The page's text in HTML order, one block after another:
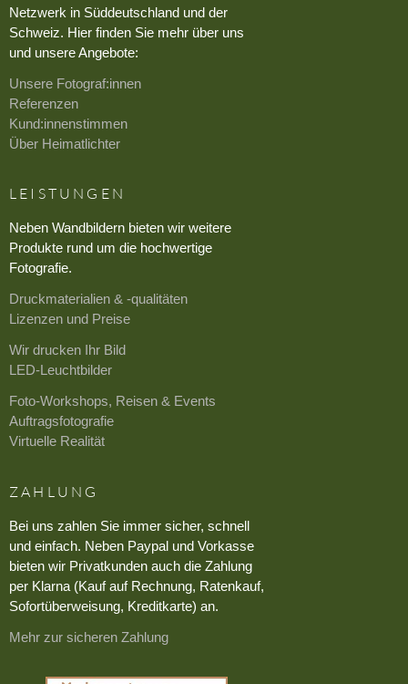
Netzwerk in Süddeutschland und der
Schweiz. Hier finden Sie mehr über uns
und unsere Angebote:
Unsere Fotograf:innen
Referenzen
Kund:innenstimmen
Über Heimatlichter
LEISTUNGEN
Neben Wandbildern bieten wir weitere
Produkte rund um die hochwertige
Fotografie.
Druckmaterialien & -qualitäten
Lizenzen und Preise
Wir drucken Ihr Bild
LED-Leuchtbilder
Foto-Workshops, Reisen & Events
Auftragsfotografie
Virtuelle Realität
ZAHLUNG
Bei uns zahlen Sie immer sicher, schnell
und einfach. Neben Paypal und Vorkasse
bieten wir Privatkunden auch die Zahlung
per Klarna (Kauf auf Rechnung, Ratenkauf,
Sofortüberweisung, Kreditkarte) an.
Mehr zur sicheren Zahlung